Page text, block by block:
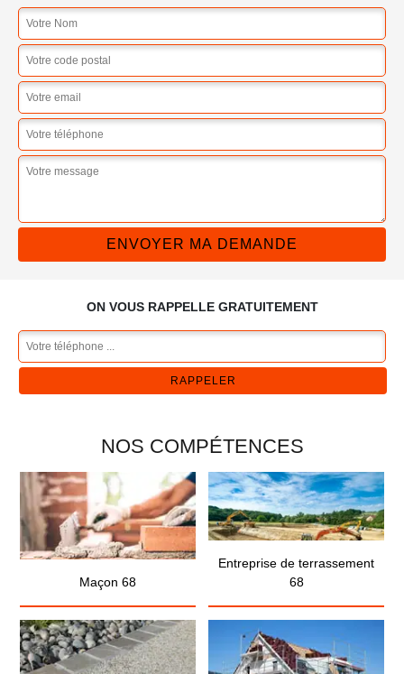
ON VOUS RAPPELLE GRATUITEMENT
NOS COMPÉTENCES
Maçon 68
Entreprise de terrassement
68